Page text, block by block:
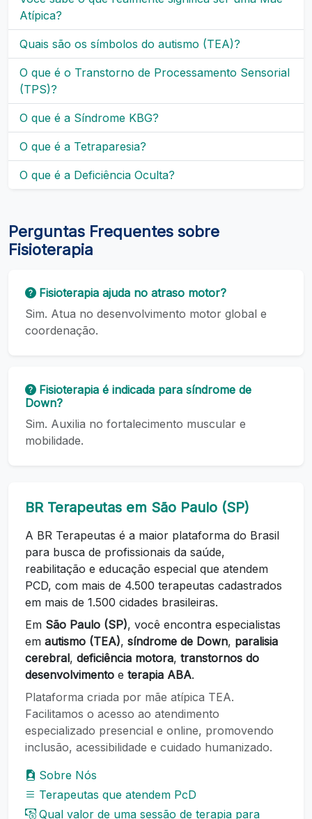
Atípica?
Quais são os símbolos do autismo (TEA)?
O que é o Transtorno de Processamento Sensorial
(TPS)?
O que é a Síndrome KBG?
O que é a Tetraparesia?
O que é a Deficiência Oculta?
Perguntas Frequentes sobre
Fisioterapia
Fisioterapia ajuda no atraso motor?
Sim. Atua no desenvolvimento motor global e
coordenação.
Fisioterapia é indicada para síndrome de
Down?
Sim. Auxilia no fortalecimento muscular e
mobilidade.
BR Terapeutas em São Paulo (SP)
A BR Terapeutas é a maior plataforma do Brasil
para busca de profissionais da saúde,
reabilitação e educação especial que atendem
PCD, com mais de 4.500 terapeutas cadastrados
em mais de 1.500 cidades brasileiras.
Em São Paulo (SP), você encontra especialistas
em autismo (TEA), síndrome de Down, paralisia
cerebral, deficiência motora, transtornos do
desenvolvimento e terapia ABA.
Plataforma criada por mãe atípica TEA.
Facilitamos o acesso ao atendimento
especializado presencial e online, promovendo
inclusão, acessibilidade e cuidado humanizado.
Sobre Nós
Terapeutas que atendem PcD
Qual valor de uma sessão de terapia para